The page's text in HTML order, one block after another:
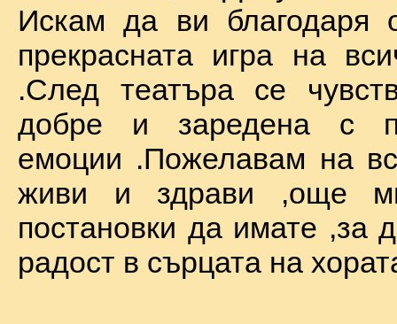
Искам да ви благодаря
прекрасната игра на
.След театъра се
добре и заредена с
емоции .Пожелавам на
живи и здрави ,още
постановки да имате ,за
радост в сърцата на